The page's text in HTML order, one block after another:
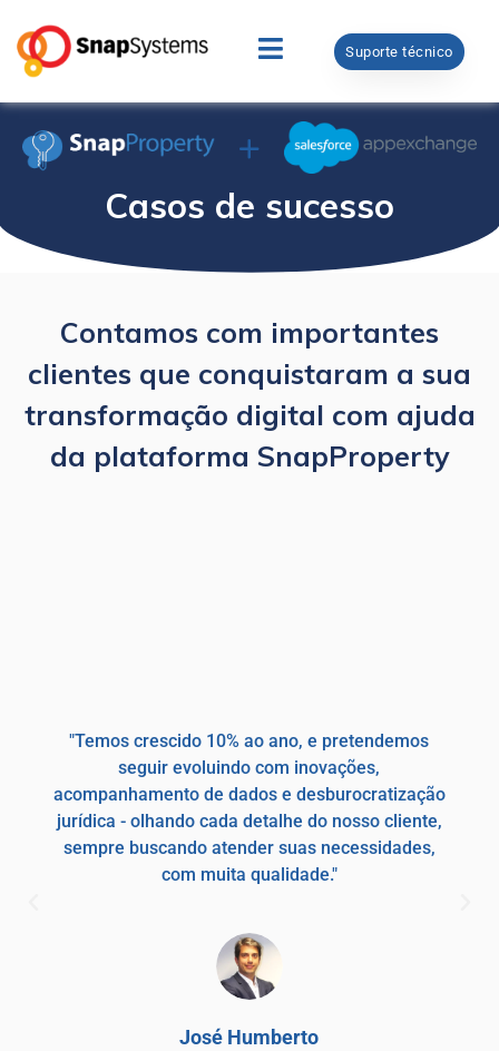
Suporte técnico
Casos de sucesso
Contamos com importantes
clientes que conquistaram a sua
transformação digital com ajuda
da plataforma SnapProperty
"Temos crescido 10% ao ano, e pretendemos
seguir evoluindo com inovações,
acompanhamento de dados e desburocratização
jurídica - olhando cada detalhe do nosso cliente,
sempre buscando atender suas necessidades,
com muita qualidade."
José Humberto